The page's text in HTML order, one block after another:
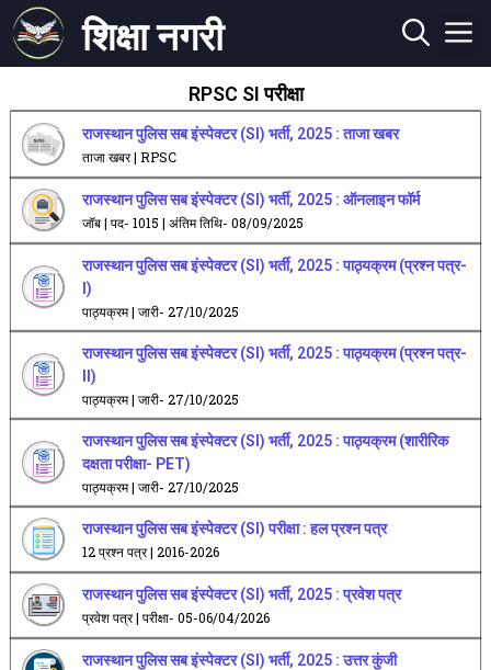
शिक्षा नगरी
RPSC SI परीक्षा
राजस्थान पुलिस सब इंस्पेक्टर (SI) भर्ती, 2025 : ताजा खबर
ताजा खबर | RPSC
राजस्थान पुलिस सब इंस्पेक्टर (SI) भर्ती, 2025 : ऑनलाइन फॉर्म
जॉब | पद- 1015 | अंतिम तिथि- 08/09/2025
राजस्थान पुलिस सब इंस्पेक्टर (SI) भर्ती, 2025 : पाठ्यक्रम (प्रश्न पत्र-
I)
पाठ्यक्रम | जारी- 27/10/2025
राजस्थान पुलिस सब इंस्पेक्टर (SI) भर्ती, 2025 : पाठ्यक्रम (प्रश्न पत्र-
II)
पाठ्यक्रम | जारी- 27/10/2025
राजस्थान पुलिस सब इंस्पेक्टर (SI) भर्ती, 2025 : पाठ्यक्रम (शारीरिक
दक्षता परीक्षा- PET)
पाठ्यक्रम | जारी- 27/10/2025
राजस्थान पुलिस सब इंस्पेक्टर (SI) परीक्षा : हल प्रश्न पत्र
12 प्रश्न पत्र | 2016-2026
राजस्थान पुलिस सब इंस्पेक्टर (SI) भर्ती, 2025 : प्रवेश पत्र
प्रवेश पत्र | परीक्षा- 05-06/04/2026
राजस्थान पुलिस सब इंस्पेक्टर (SI) भर्ती, 2025 : उत्तर कुंजी